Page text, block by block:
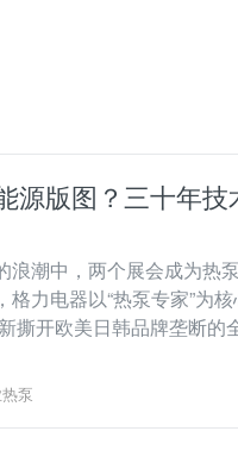
源版图？三十年技
浪潮中，两个展会成为热
力电器以“热泵专家”为
撕开欧美日韩品牌垄断的
泵